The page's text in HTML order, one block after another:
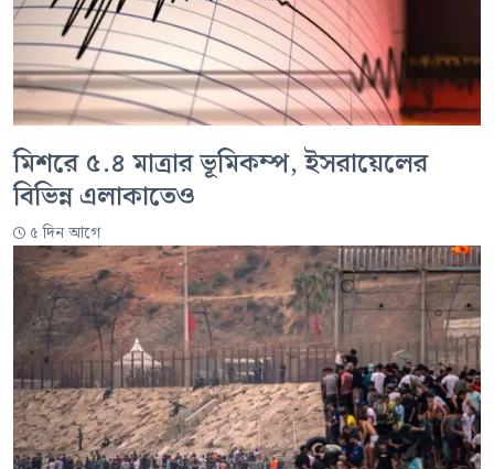
মিশরে ৫.৪ মাত্রার ভূমিকম্প, ইসরায়েলের
বিভিন্ন এলাকাতেও
৫ দিন আগে